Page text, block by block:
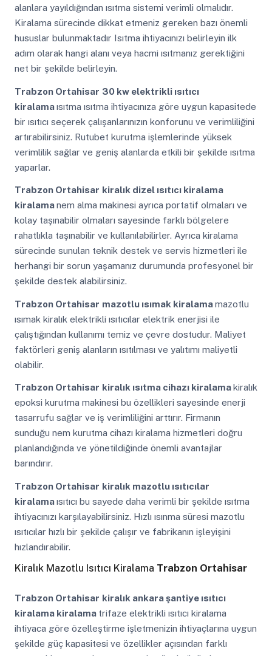
alanlara yayıldığından ısıtma sistemi verimli olmalıdır.
Kiralama sürecinde dikkat etmeniz gereken bazı önemli
hususlar bulunmaktadır Isıtma ihtiyacınızı belirleyin ilk
adım olarak hangi alanı veya hacmi ısıtmanız gerektiğini
net bir şekilde belirleyin.
Trabzon Ortahisar 30 kw elektrikli ısıtıcı
kiralamaısıtma ısıtma ihtiyacınıza göre uygun kapasitede
bir ısıtıcı seçerek çalışanlarınızın konforunu ve verimliliğini
artırabilirsiniz. Rutubet kurutma işlemlerinde yüksek
verimlilik sağlar ve geniş alanlarda etkili bir şekilde ısıtma
yaparlar.
Trabzon Ortahisar kiralık dizel ısıtıcı kiralama
kiralamanem alma makinesi ayrıca portatif olmaları ve
kolay taşınabilir olmaları sayesinde farklı bölgelere
rahatlıkla taşınabilir ve kullanılabilirler. Ayrıca kiralama
sürecinde sunulan teknik destek ve servis hizmetleri ile
herhangi bir sorun yaşamanız durumunda profesyonel bir
şekilde destek alabilirsiniz.
Trabzon Ortahisar mazotlu ısımak kiralamamazotlu
ısımak kiralık elektrikli ısıtıcılar elektrik enerjisi ile
çalıştığından kullanımı temiz ve çevre dostudur. Maliyet
faktörleri geniş alanların ısıtılması ve yalıtımı maliyetli
olabilir.
Trabzon Ortahisar kiralık ısıtma cihazı kiralama kiralık
epoksi kurutma makinesi bu özellikleri sayesinde enerji
tasarrufu sağlar ve iş verimliliğini arttırır. Firmanın
sunduğu nem kurutma cihazı kiralama hizmetleri doğru
planlandığında ve yönetildiğinde önemli avantajlar
barındırır.
Trabzon Ortahisar kiralık mazotlu ısıtıcılar
kiralamaısıtıcı bu sayede daha verimli bir şekilde ısıtma
ihtiyacınızı karşılayabilirsiniz. Hızlı ısınma süresi mazotlu
ısıtıcılar hızlı bir şekilde çalışır ve fabrikanın işleyişini
hızlandırabilir.
Kiralık Mazotlu Isıtıcı Kiralama Trabzon Ortahisar
Trabzon Ortahisar kiralık ankara şantiye ısıtıcı
kiralama kiralama trifaze elektrikli ısıtıcı kiralama
ihtiyaca göre özelleştirme işletmenizin ihtiyaçlarına uygun
şekilde güç kapasitesi ve özellikler açısından farklı